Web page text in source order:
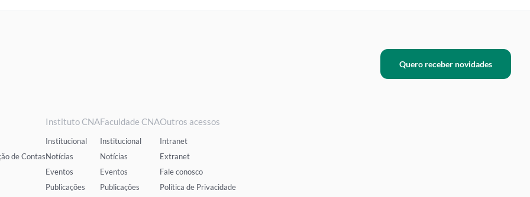
Quero receber novidades
de Contas
Instituto CNA
Institucional
Notícias
Eventos
Publicações
Faculdade CNA
Institucional
Notícias
Eventos
Publicações
Outros acessos
Intranet
Extranet
Fale conosco
Política de Privacidade